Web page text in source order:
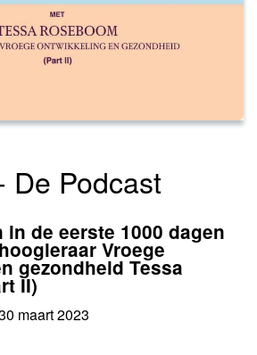
De Podcast
in de eerste 1000 dagen
Vroege
gezondheid Tessa
II)
maart 2023